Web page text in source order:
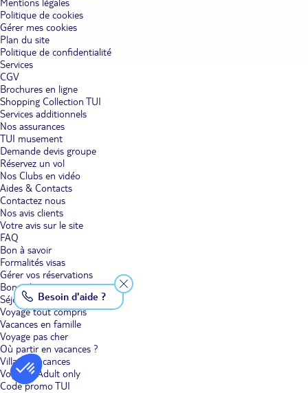
Mentions légales
Politique de cookies
Gérer mes cookies
Plan du site
Politique de confidentialité
Services
CGV
Brochures en ligne
Shopping Collection TUI
Services additionnels
Nos assurances
TUI musement
Demande devis groupe
Réservez un vol
Nos Clubs en vidéo
Aides & Contacts
Contactez nous
Nos avis clients
Votre avis sur le site
FAQ
Bon à savoir
Formalités visas
Gérer vos réservations
Bons plans voyage
Séjour
Voyage tout compris
Vacances en famille
Voyage pas cher
Où partir en vacances ?
Villages vacances
Voyages Adult only
Code promo TUI
Besoin d'aide ?